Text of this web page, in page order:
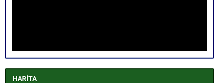
HARİTA